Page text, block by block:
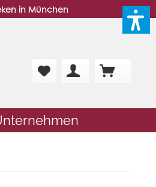
in München